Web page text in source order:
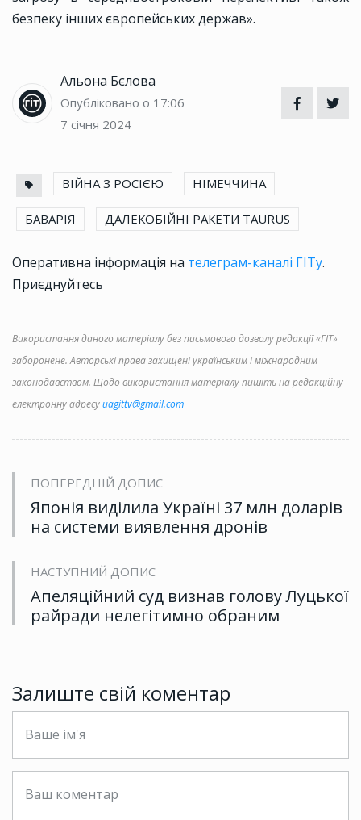
безпеку інших європейських держав».
Альона Бєлова
Опубліковано о 17:06
7 січня 2024
ВІЙНА З РОСІЄЮ НІМЕЧЧИНА
БАВАРІЯ ДАЛЕКОБІЙНІ РАКЕТИ TAURUS
Оперативна інформація на телеграм-каналі ГІТу.
Приєднуйтесь
Використання даного матеріалу без письмового дозволу редакції «ГІТ»
заборонене. Авторські права захищені українським і міжнародним
законодавством. Щодо використання матеріалу пишіть на редакційну
електронну адресуuagittv@gmail.com
ПОПЕРЕДНІЙ ДОПИС
Японія виділила Україні 37 млн доларів
на системи виявлення дронів
НАСТУПНИЙ ДОПИС
Апеляційний суд визнав голову Луцької
райради нелегітимно обраним
Залиште свій коментар